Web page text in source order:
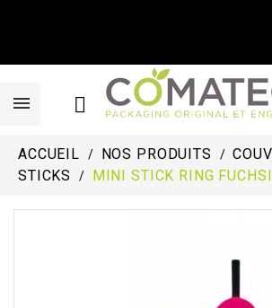
ACCUEIL NOS PRODUITS
STICKS
MINI STICK RING